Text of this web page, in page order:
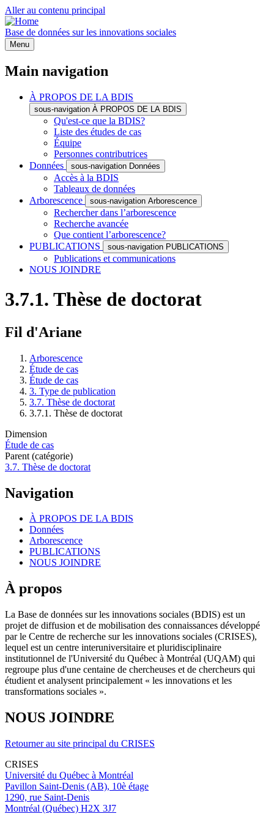
Aller au contenu principal
Base de données sur les innovations sociales
Menu
Main navigation
À PROPOS DE LA BDIS
sous-navigation À PROPOS DE LA BDIS
Qu'est-ce que la BDIS?
Liste des études de cas
Équipe
Personnes contributrices
Données
sous-navigation Données
Accès à la BDIS
Tableaux de données
Arborescence
sous-navigation Arborescence
Rechercher dans l’arborescence
Recherche avancée
Que contient l’arborescence?
PUBLICATIONS
sous-navigation PUBLICATIONS
Publications et communications
NOUS JOINDRE
3.7.1. Thèse de doctorat
Fil d'Ariane
Arborescence
Étude de cas
Étude de cas
3. Type de publication
3.7. Thèse de doctorat
3.7.1. Thèse de doctorat
Dimension
Étude de cas
Parent (catégorie)
3.7. Thèse de doctorat
Navigation
À PROPOS DE LA BDIS
Données
Arborescence
PUBLICATIONS
NOUS JOINDRE
À propos
La Base de données sur les innovations sociales (BDIS) est un
projet de diffusion et de mobilisation des connaissances développé
par le Centre de recherche sur les innovations sociales (CRISES),
lequel est un centre interuniversitaire et pluridisciplinaire
institutionnel de l'Université du Québec à Montréal (UQAM) qui
regroupe plus d'une centaine de chercheuses et de chercheurs qui
étudient et analysent principalement « les innovations et les
transformations sociales ».
NOUS JOINDRE
Retourner au site principal du CRISES
CRISES
Université du Québec à Montréal
Pavillon Saint-Denis (AB), 10è étage
1290, rue Saint-Denis
Montréal (Québec) H2X 3J7